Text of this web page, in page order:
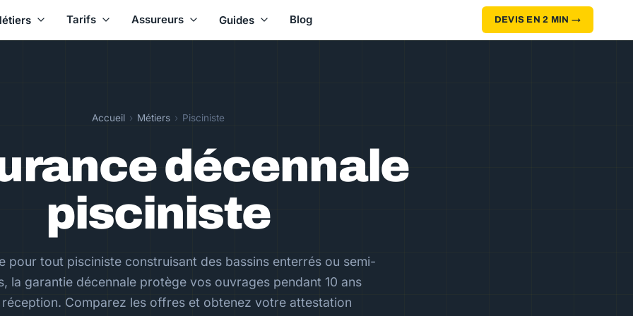
Tarifs Assureurs Guides Blog DEVIS EN 2 MIN →
Accueil › Métiers › Pisciniste
décennale
pisciniste
pour tout pisciniste construisant des bassins enterrés ou semi-
la garantie décennale protège vos ouvrages pendant 10 ans
Comparez les offres et obtenez votre attestation